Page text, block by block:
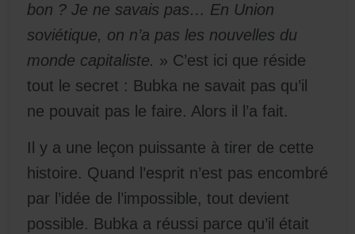
bon ? Je ne savais pas… En Union
soviétique, on n’a pas les nouvelles du
monde capitaliste. » C’est ici que réside
tout le secret : Bubka ne savait pas qu’il
ne pouvait pas le faire. Alors il l’a fait.
Il y a une leçon puissante à tirer de cette
histoire. Quand l’esprit n’est pas encombré
par l’idée de l’impossible, tout devient
possible. Bubka a réussi parce qu’il était